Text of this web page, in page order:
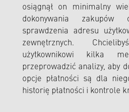
osiągnął on minimalny
dokonywania
sprawdzenia adresu
zewnętrznych.
użytkownikowi kilka
przeprowadzić analizy, aby
opcje płatności są dla
historię płatności i kontrole